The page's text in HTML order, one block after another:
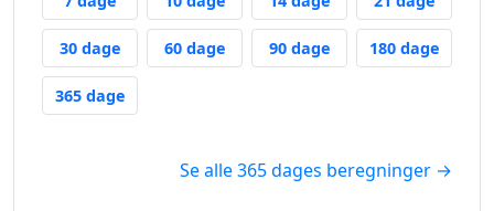
30 dage30 dage fra nu
60 dage60 dage fra nu
90 dage90 dage fra nu
180 dage180
365 dage365 dage fra nu
Se alle 365 dages beregninger →